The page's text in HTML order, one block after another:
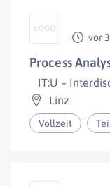
vor
Process
IT:U –
Linz
Vollzeit